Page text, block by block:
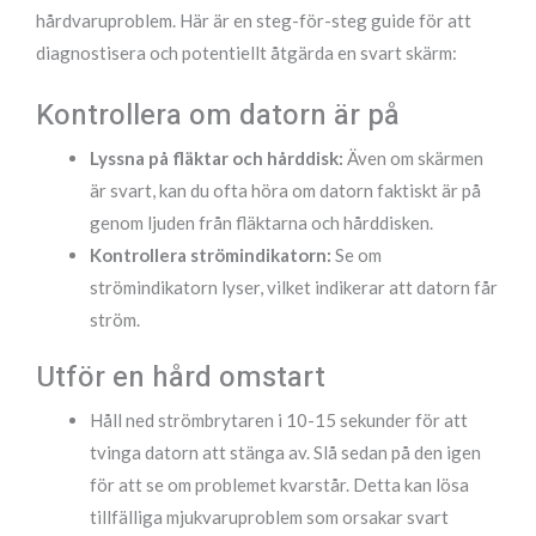
hårdvaruproblem. Här är en steg-för-steg guide för att
diagnostisera och potentiellt åtgärda en svart skärm:
Kontrollera om datorn är på
Lyssna på fläktar och hårddisk: Även om skärmen
är svart, kan du ofta höra om datorn faktiskt är på
genom ljuden från fläktarna och hårddisken.
Kontrollera strömindikatorn: Se om
strömindikatorn lyser, vilket indikerar att datorn får
ström.
Utför en hård omstart
Håll ned strömbrytaren i 10-15 sekunder för att
tvinga datorn att stänga av. Slå sedan på den igen
för att se om problemet kvarstår. Detta kan lösa
tillfälliga mjukvaruproblem som orsakar svart